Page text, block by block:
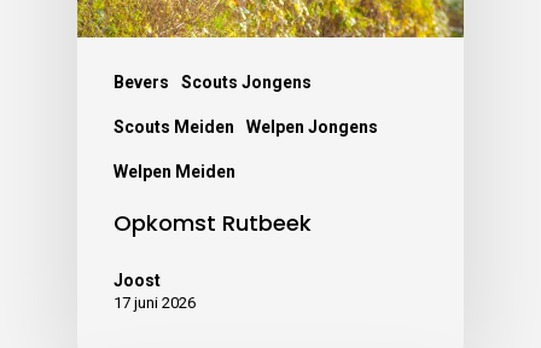
Bevers Scouts Jongens
Scouts Meiden Welpen Jongens
Welpen Meiden
Opkomst Rutbeek
Joost
17 juni 2026